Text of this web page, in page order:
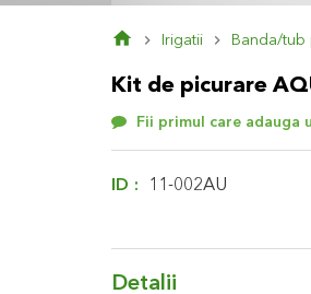
Irigatii Banda/tub
Kit de picurare
Fii primul care adauga
ID 11-002AU
Detalii